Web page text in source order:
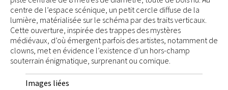
centre de l’espace scénique, un petit cercle diffuse de la
lumière, matérialisée sur le schéma par des traits verticaux.
Cette ouverture, inspirée des trappes des mystères
médiévaux, d’où émergent parfois des artistes, notamment de
clowns, met en évidence l’existence d’un hors-champ
souterrain énigmatique, surprenant ou comique.
Images liées